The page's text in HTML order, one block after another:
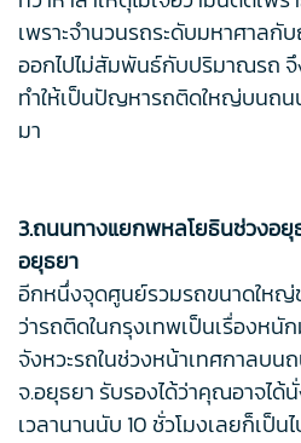
เพราะจำนวนรถระดับมหาศาล
ออกไปไม่สัมพันธ์กับปริมาณรถ จึ
ทำให้เป็นปัญหารถติดใหญ่บนถ
มา
3.ถนนทางแยกพหลโยธินช่วงอยุ
อยุธยา
อีกหนึ่งจุดศูนย์รวมรถขนาดใหญ่
ว่ารถติดในกรุงเทพเป็นเรื่องหนั
จังหวะรถในช่วงหน้าเทศกาลบน
จ.อยุธยา รับรองได้ว่าคุณอาจได้
เวลานานนับ 10 ชั่วโมงเลยก็เป็นไ